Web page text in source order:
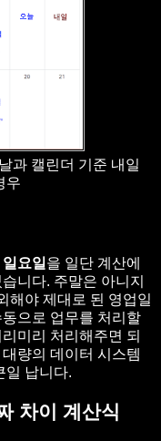
과 캘린더 기준 내일
우
요일 을 일단 계산에
니다. 주말은 아니지
해야 제대로 된 영업일
으로 업무를 처리할
미리 처리해주면 되
량의 데이터 시스템
일 납니다.
차이 계산식